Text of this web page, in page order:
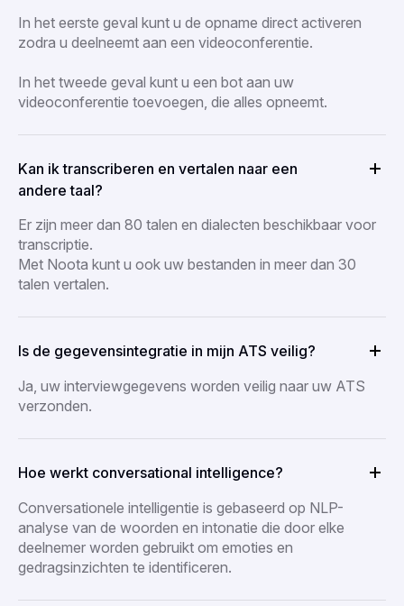
In het eerste geval kunt u de opname direct activeren
zodra u deelneemt aan een videoconferentie.
In het tweede geval kunt u een bot aan uw
videoconferentie toevoegen, die alles opneemt.
Kan ik transcriberen en vertalen naar een
andere taal?
Er zijn meer dan 80 talen en dialecten beschikbaar voor
transcriptie.
Met Noota kunt u ook uw bestanden in meer dan 30
talen vertalen.
Is de gegevensintegratie in mijn ATS veilig?
Ja, uw interviewgegevens worden veilig naar uw ATS
verzonden.
Hoe werkt conversational intelligence?
Conversationele intelligentie is gebaseerd op NLP-
analyse van de woorden en intonatie die door elke
deelnemer worden gebruikt om emoties en
gedragsinzichten te identificeren.